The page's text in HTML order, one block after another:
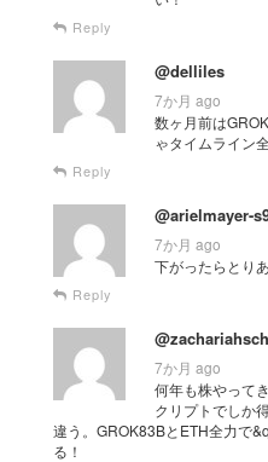
Reply
@delliles
7か月 ago
数ヶ月前は
ゃタイムライン
Reply
@arielmayer-
7か月 ago
下がったらとり
Reply
7か月 ago
何年も株やって
クリプトでしか
違う。GROK83BとETH全力で
る！